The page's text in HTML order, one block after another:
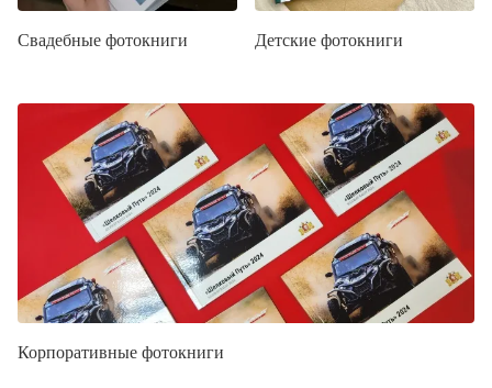
Свадебные фотокниги Детские фотокниги
Корпоративные фотокниги